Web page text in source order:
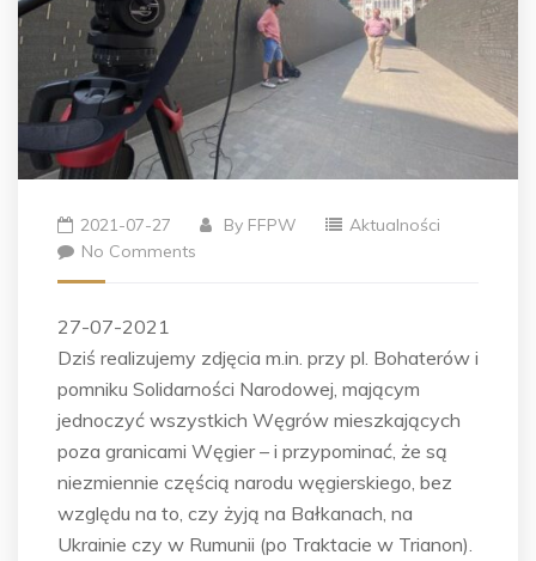
2021-07-27 By FFPW
Aktualności
No Comments
27-07-2021
Dziś realizujemy zdjęcia m.in. przy pl. Bohaterów i
pomniku Solidarności Narodowej, mającym
jednoczyć wszystkich Węgrów mieszkających
poza granicami Węgier – i przypominać, że są
niezmiennie częścią narodu węgierskiego, bez
względu na to, czy żyją na Bałkanach, na
Ukrainie czy w Rumunii (po Traktacie w Trianon).